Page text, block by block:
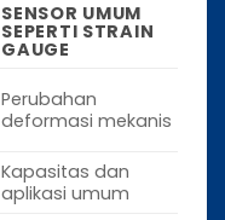
SENSOR UMUM
SEPERTI STRAIN
GAUGE
Perubahan
deformasi mekanis
Kapasitas dan
aplikasi umum